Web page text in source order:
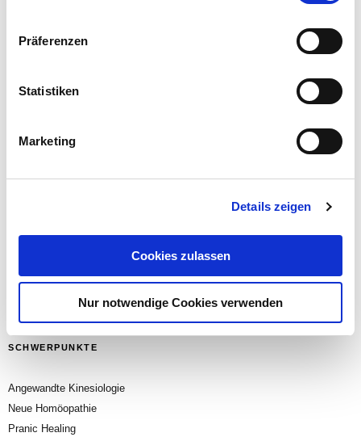
Präferenzen
Statistiken
Marketing
Details zeigen
Cookies zulassen
Nur notwendige Cookies verwenden
Gurkentanz / krockenmitte Fotolia.com: PhotoSG
© Alle Rechte bei der Autorin, Kassel, 2018
SCHWERPUNKTE
Angewandte Kinesiologie
Neue Homöopathie
Pranic Healing